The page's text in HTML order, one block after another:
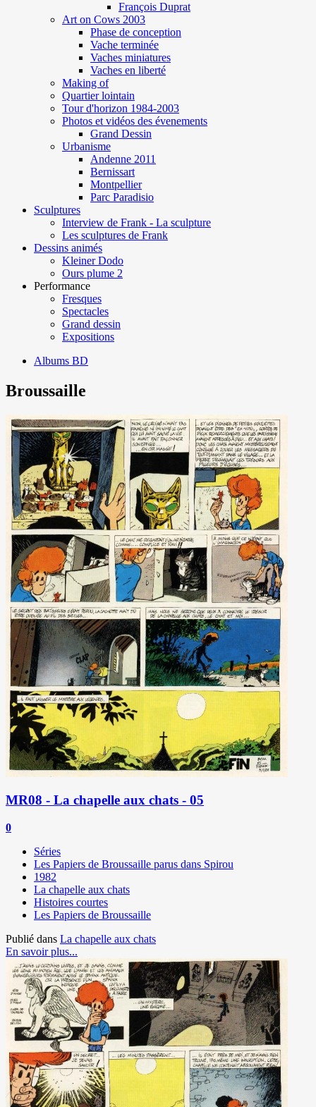
François Duprat
Art on Cows 2003
Phase de conception
Vache terminée
Vaches miniatures
Vaches en liberté
Making of
Quartier lointain
Tour d'horizon 1984-2003
Photos et vidéos des évenements
Grand Dessin
Urbanisme
Andenne 2011
Bernissart
Montpellier
Parc Paradisio
Sculptures
Interview de Frank - La sculpture
Les sculptures de Frank
Dessins animés
Kleiner Dodo
Ours plume 2
Performance
Fresques
Spectacles
Grand dessin
Expositions
Albums BD
Broussaille
MR08 - La chapelle aux chats - 05
0
Séries
Les Papiers de Broussaille parus dans Spirou
1982
La chapelle aux chats
Histoires courtes
Les Papiers de Broussaille
Publié dans La chapelle aux chats
En savoir plus...